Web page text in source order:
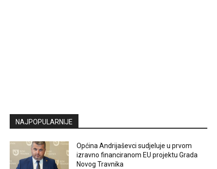
NAJPOPULARNIJE
Općina Andrijaševci sudjeluje u prvom
izravno financiranom EU projektu Grada
Novog Travnika